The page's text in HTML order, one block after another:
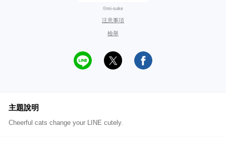
©mi-suke
注意事項
檢舉
主題說明
Cheerful cats change your LINE cutely.